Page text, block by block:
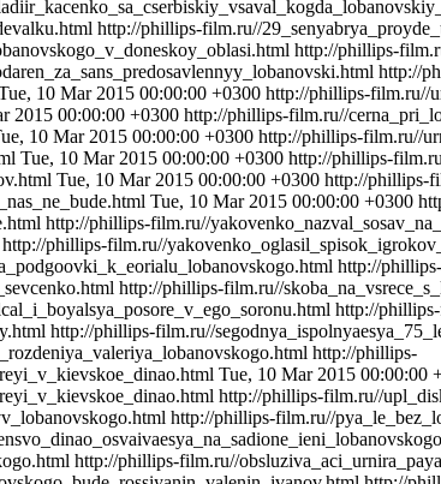
http://phillips-film.ru//
http://phillips-
http://
10 Mar 2015 00:00:00 +0300 http://phillips-film.ru//
2015 00:00:00 +0300 http://phillips-film.ru//
10 Mar 2015 00:00:00 +0300 http://phillips-film.ru//
Tue, 10 Mar 2015 00:00:00 +0300 http://phillips-
Tue, 10 Mar 2015 00:00:00 +0300 http://phillips-
Tue, 10 Mar 2015 00:00:00 +0300
http://phillips-film.ru//
http://phillips-film.ru//
http://
http://phillips-film.ru//
http://
http://phillips-film.ru//
http://phillips-
Tue, 10 Mar 2015 00:00:00
http://phillips-film.ru//
http://phillips-film.ru//
http://phillips-film.ru//